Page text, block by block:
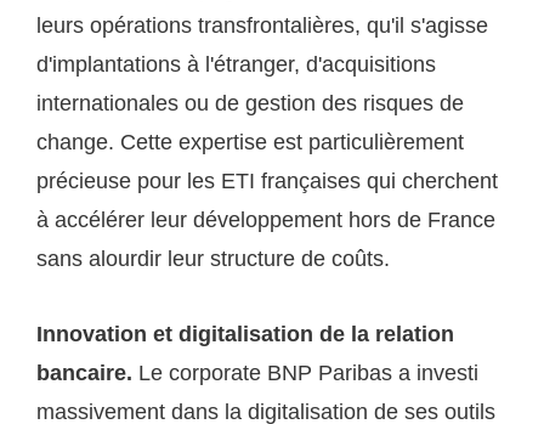
leurs opérations transfrontalières, qu'il s'agisse
d'implantations à l'étranger, d'acquisitions
internationales ou de gestion des risques de
change. Cette expertise est particulièrement
précieuse pour les ETI françaises qui cherchent
à accélérer leur développement hors de France
sans alourdir leur structure de coûts.
Innovation et digitalisation de la relation
bancaire. Le corporate BNP Paribas a investi
massivement dans la digitalisation de ses outils